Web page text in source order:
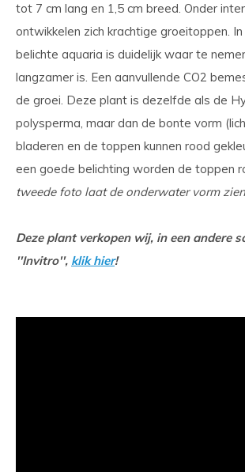
tot 7 cm lang en 1,5 cm breed. Onder
ontwikkelen zich krachtige groeitoppen.
belichte aquaria is duidelijk waar te
langzamer is. Een aanvullende CO2
de groei. Deze plant is dezelfde als de
polysperma, maar dan de bonte vorm
bladeren en de toppen kunnen rood
een goede belichting worden de toppen
tweede foto laat de onderwater vorm
Deze plant verkopen wij, in een andere
''Invitro'', klik hier!